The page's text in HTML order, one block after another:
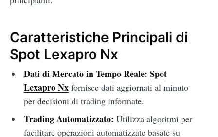
Caratteristiche Principali di
Spot Lexapro Nx
Dati di Mercato in Tempo Reale: Spot
Lexapro Nxfornisce dati aggiornati al minuto
per decisioni di trading informate.
Trading Automatizzato: Utilizza algoritmi per
facilitare operazioni automatizzate basate su